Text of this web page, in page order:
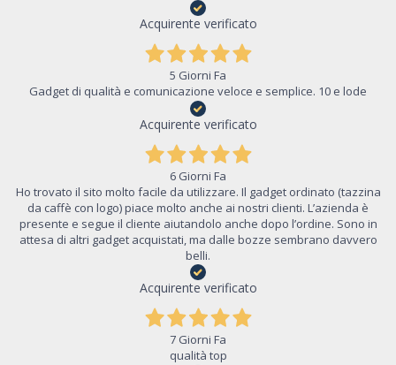
Acquirente verificato
5 Giorni Fa
Gadget di qualità e comunicazione veloce e semplice. 10 e lode
Acquirente verificato
6 Giorni Fa
Ho trovato il sito molto facile da utilizzare. Il gadget ordinato (tazzina
da caffè con logo) piace molto anche ai nostri clienti. L’azienda è
presente e segue il cliente aiutandolo anche dopo l’ordine. Sono in
attesa di altri gadget acquistati, ma dalle bozze sembrano davvero
belli.
Acquirente verificato
7 Giorni Fa
qualità top